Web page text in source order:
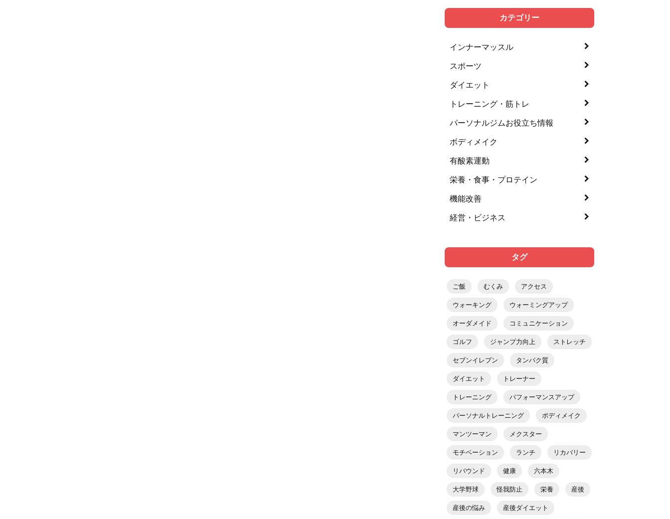
がディズニーでのダ...
カテゴリー
インナーマッスル
スポーツ
ダイエット
トレーニング・筋トレ
パーソナルジムお役立ち情報
ボディメイク
有酸素運動
栄養・食事・プロテイン
機能改善
経営・ビジネス
タグ
ご飯 むくみ アクセス
ウォーキング ウォーミングアップ
オーダメイド コミュニケーション
ゴルフ ジャンプ力向上 ストレッチ
セブンイレブン タンパク質
ダイエット トレーナー
トレーニング パフォーマンスアップ
パーソナルトレーニング ボディメイク
マンツーマン メクスター
モチベーション ランチ リカバリー
リバウンド 健康 六本木
大学野球 怪我防止 栄養 産後
産後の悩み 産後ダイエット